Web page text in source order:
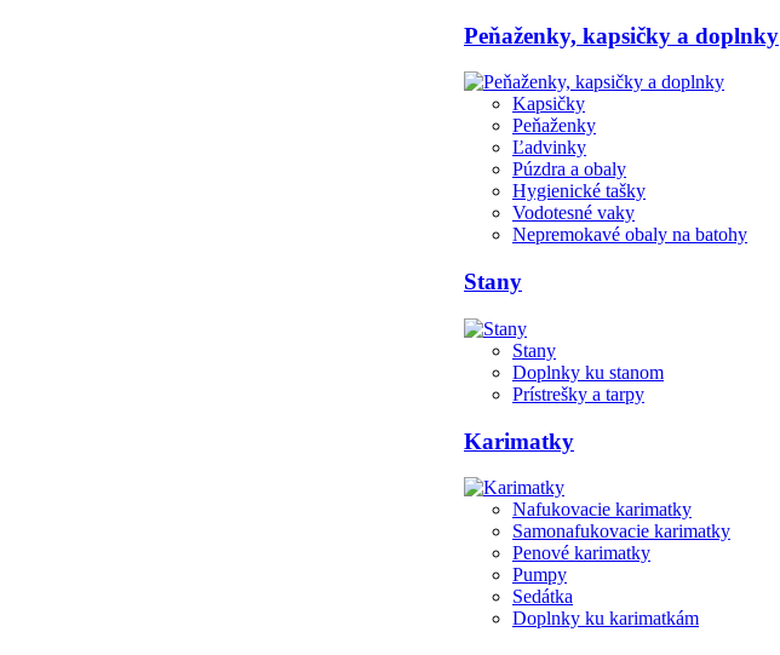
Peňaženky, kapsičky a doplnky
Kapsičky
Peňaženky
Ľadvinky
Púzdra a obaly
Hygienické tašky
Vodotesné vaky
Nepremokavé obaly na batohy
Stany
Stany
Doplnky ku stanom
Prístrešky a tarpy
Karimatky
Nafukovacie karimatky
Samonafukovacie karimatky
Penové karimatky
Pumpy
Sedátka
Doplnky ku karimatkám